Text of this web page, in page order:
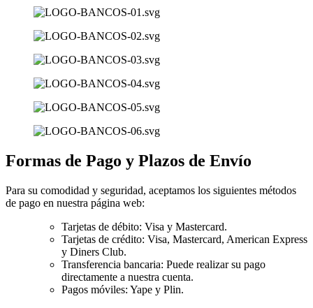
Formas de Pago y Plazos de Envío
Para su comodidad y seguridad, aceptamos los siguientes métodos
de pago en nuestra página web:
Tarjetas de débito: Visa y Mastercard.
Tarjetas de crédito: Visa, Mastercard, American Express
y Diners Club.
Transferencia bancaria: Puede realizar su pago
directamente a nuestra cuenta.
Pagos móviles: Yape y Plin.